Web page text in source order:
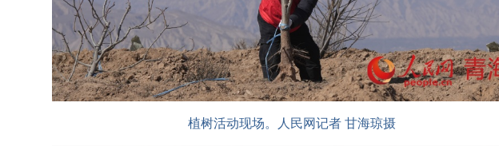
植树活动现场。人民网记者 甘海琼摄